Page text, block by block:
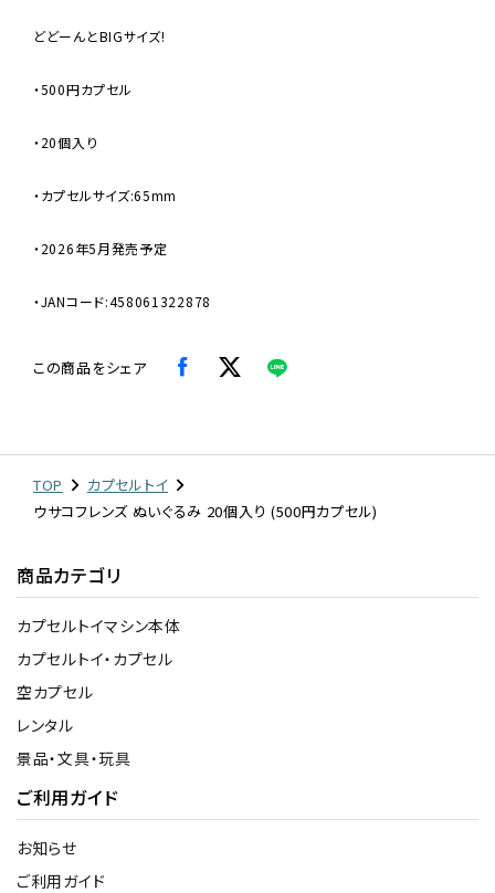
どどーんとBIGサイズ!
・500円カプセル
・20個入り
・カプセルサイズ:65mm
・2026年5月発売予定
・JANコード:458061322878
この商品をシェア
TOP
カプセルトイ
ウサコフレンズ ぬいぐるみ 20個入り (500円カプセル)
商品カテゴリ
カプセルトイマシン本体
カプセルトイ・カプセル
空カプセル
レンタル
景品・文具・玩具
ご利用ガイド
お知らせ
ご利用ガイド